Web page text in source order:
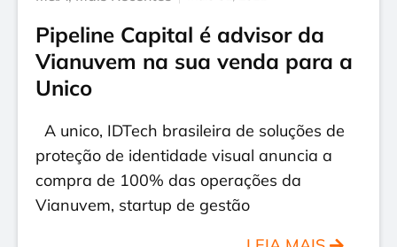
Pipeline Capital é advisor da
Vianuvem na sua venda para a
Unico
A unico, IDTech brasileira de soluções de
proteção de identidade visual anuncia a
compra de 100% das operações da
Vianuvem, startup de gestão